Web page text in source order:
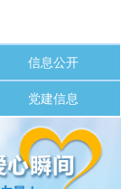
信息公开
党建信息